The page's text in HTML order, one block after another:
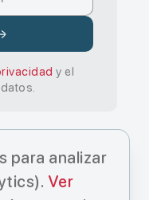
y el
para analizar
Ver